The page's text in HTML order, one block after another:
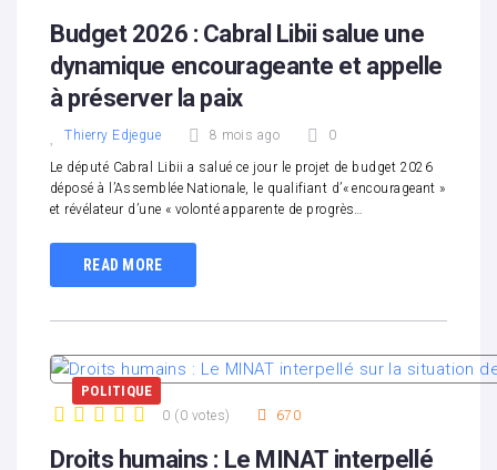
Budget 2026 : Cabral Libii salue une
dynamique encourageante et appelle
à préserver la paix
Thierry Edjegue 8 mois ago 0
Le député Cabral Libii a salué ce jour le projet de budget 2026
déposé à l’Assemblée Nationale, le qualifiant d’« encourageant »
et révélateur d’une « volonté apparente de progrès…
READ MORE
POLITIQUE
0 ( 0 votes) 670
Droits humains : Le MINAT interpellé